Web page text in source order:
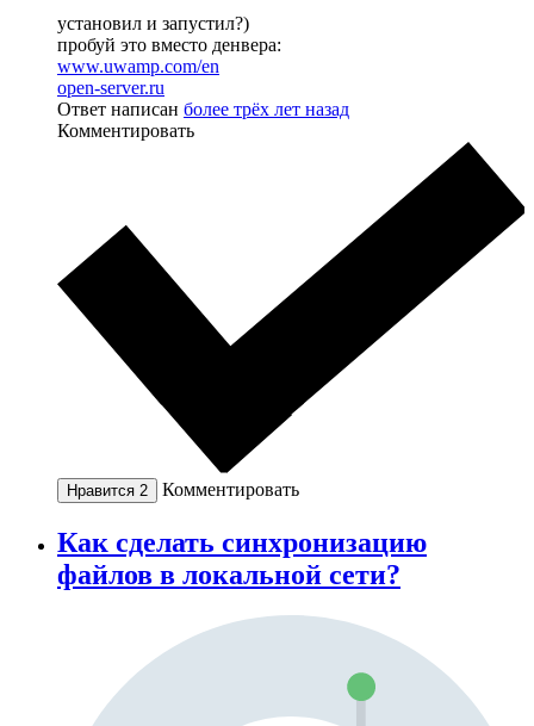
установил и запустил?)
пробуй это вместо денвера:
www.uwamp.com/en
open-server.ru
Ответ написан более трёх лет назад
Комментировать
Нравится 2 Комментировать
Как сделать синхронизацию
файлов в локальной сети?